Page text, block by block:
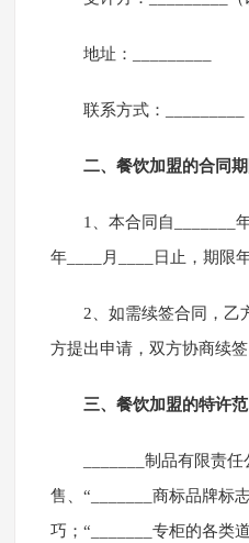
地址：_________
联系方式：_________
二、餐饮加盟的合同期
1、本合同自_______
年____月____日止，期限年
2、如需续签合同，乙
方提出申请，双方协商续
三、餐饮加盟的特许范
_______制品有限责
售、“_______商标品牌标
巧；“_______专柜的各类